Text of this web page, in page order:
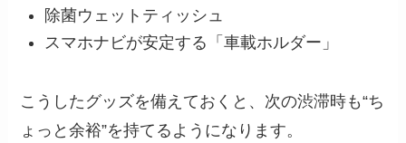
除菌ウェットティッシュ
スマホナビが安定する「車載ホルダー」
こうしたグッズを備えておくと、次の渋滞時も“ち
ょっと余裕”を持てるようになります。